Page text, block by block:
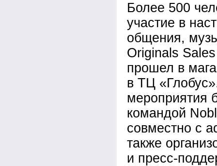
Более 500
участие в
общения,
Originals
прошел в
в ТЦ
мероприятия
командой
совместно с
также
и пресс-